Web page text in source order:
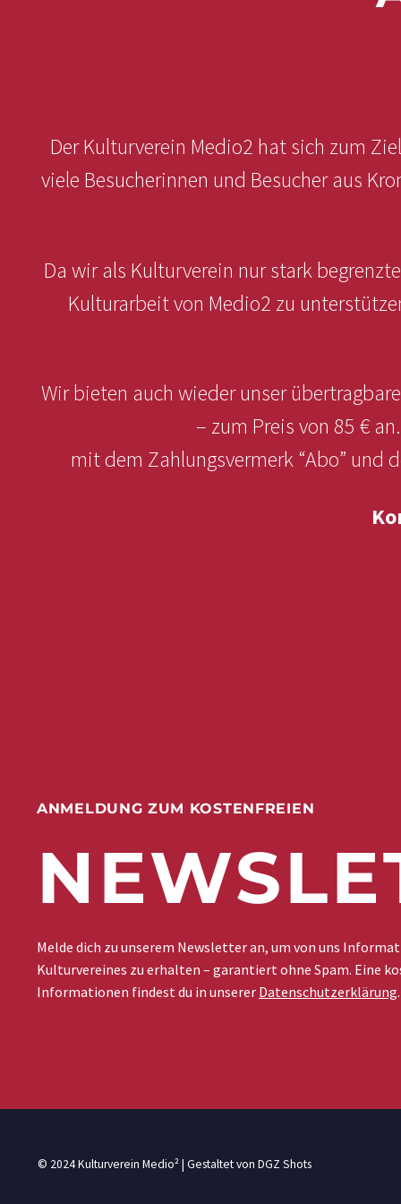
Der Kulturverein Medio2 hat sich zum
viele Besucherinnen und Besucher aus
Da wir als Kulturverein nur stark
Kulturarbeit von Medio2 zu
Wir bieten auch wieder unser
– zum Preis von 85 €
mit dem Zahlungsvermerk “Abo” und
ANMELDUNG ZUM KOSTENFREIEN
Melde dich zu unserem Newsletter an, um von uns
Kulturvereines zu erhalten – garantiert ohne Spam. Eine
Informationen findest du in unserer Datenschutzerklärung.
© 2024 Kulturverein Medio² | Gestaltet von DGZ Shots